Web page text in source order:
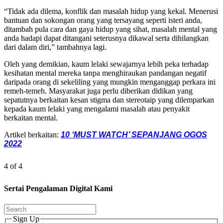
“Tidak ada dilema, konflik dan masalah hidup yang kekal. Menerusi
bantuan dan sokongan orang yang tersayang seperti isteri anda,
ditambah pula cara dan gaya hidup yang sihat, masalah mental yang
anda hadapi dapat ditangani seterusnya dikawal serta dihilangkan
dari dalam diri,” tambahnya lagi.
Oleh yang demikian, kaum lelaki sewajarnya lebih peka terhadap
kesihatan mental mereka tanpa menghiraukan pandangan negatif
daripada orang di sekeliling yang mungkin menganggap perkara ini
remeh-temeh. Masyarakat juga perlu diberikan didikan yang
sepatutnya berkaitan kesan stigma dan stereotaip yang dilemparkan
kepada kaum lelaki yang mengalami masalah atau penyakit
berkaitan mental.
Artikel berkaitan: 10 ‘MUST WATCH’ SEPANJANG OGOS
2022
4 of 4
Sertai Pengalaman Digital Kami
Sign Up